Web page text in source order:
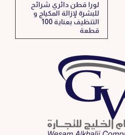
لورا قطن دائري شرائح
للبشرة لإزالة المكياج و
التنظيف بعناية 100
قطعة